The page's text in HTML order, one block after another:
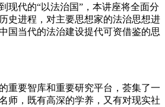
现代的“以法治国”，本讲座将全面分
史进程，对主要思想家的法治思想进
国当代的法治建设提代可资借鉴的思
重要智库和重要研究平台，荟集了一
师，既有高深的学养，又有对现实社